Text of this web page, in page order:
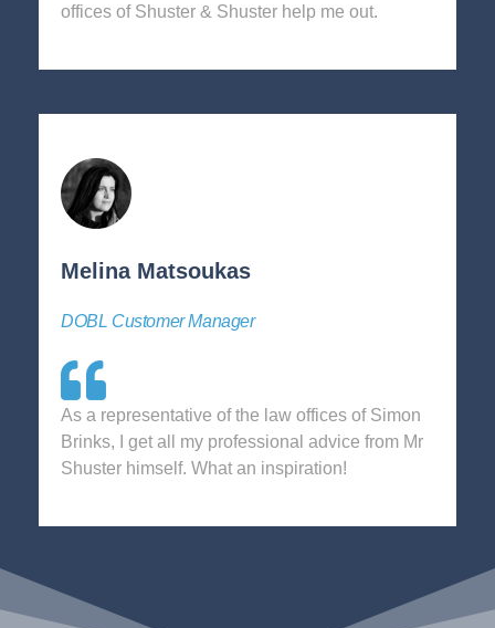
offices of Shuster & Shuster help me out.
Melina Matsoukas
DOBL Customer Manager
As a representative of the law offices of Simon
Brinks, I get all my professional advice from Mr
Shuster himself. What an inspiration!